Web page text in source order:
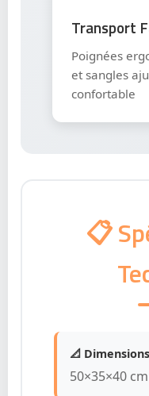
Transport
Poignées
et sangles
confortable
📋
📐
50×35×40